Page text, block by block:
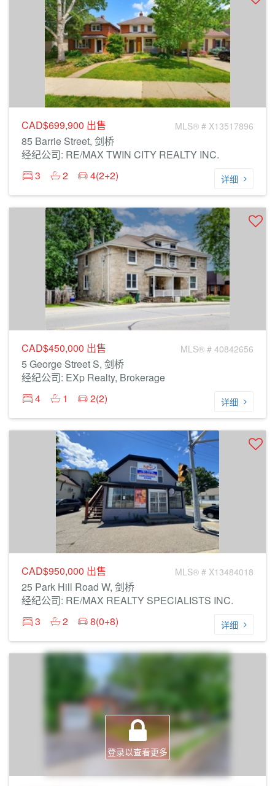
CAD$699,900 出售 MLS® # X13517896
85 Barrie Street, 剑桥
经纪公司: RE/MAX TWIN CITY REALTY INC.
3
2 4(2+2) 详细
CAD$450,000 出售 MLS® # 40842656
5 George Street S, 剑桥
经纪公司: EXp Realty, Brokerage
4
1 2(2) 详细
CAD$950,000 出售 MLS® # X13484018
25 Park Hill Road W, 剑桥
经纪公司: RE/MAX REALTY SPECIALISTS INC.
3
2 8(0+8) 详细
登录以查看更多